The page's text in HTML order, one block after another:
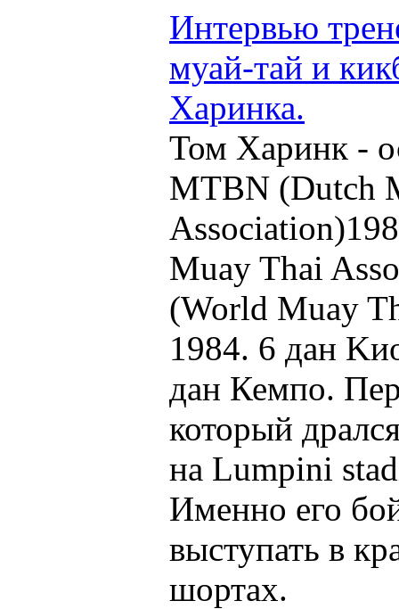
Интервью
муай-тай и
Харинка.
Том Харинк -
MTBN (Dutch
Muay Thai
(World Muay
1984. 6 дан
дан Кемпо.
который
на Lumpini
Именно его
выступать в
шортах.